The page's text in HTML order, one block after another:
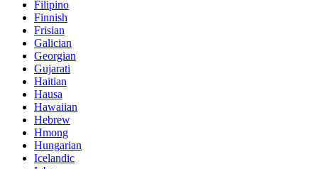
Filipino
Finnish
Frisian
Galician
Georgian
Gujarati
Haitian
Hausa
Hawaiian
Hebrew
Hmong
Hungarian
Icelandic